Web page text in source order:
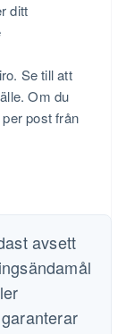
ditt
Se till att
Om du
post från
avsett